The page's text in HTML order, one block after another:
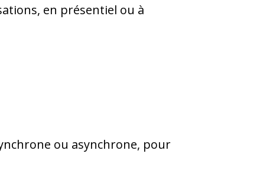
en présentiel ou à
ou asynchrone, pour